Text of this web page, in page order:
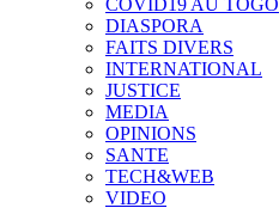
DIASPORA
FAITS DIVERS
INTERNATIONAL
JUSTICE
MEDIA
OPINIONS
SANTE
TECH&WEB
VIDEO